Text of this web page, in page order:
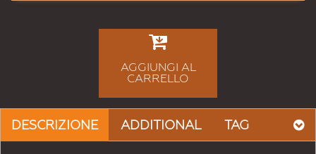
AGGIUNGI AL
CARRELLO
DESCRIZIONE ADDITIONAL TAG